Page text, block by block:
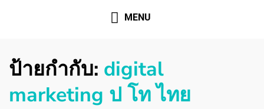
MENU
ป้ายกำกับ: digital
marketing ป โท ไทย